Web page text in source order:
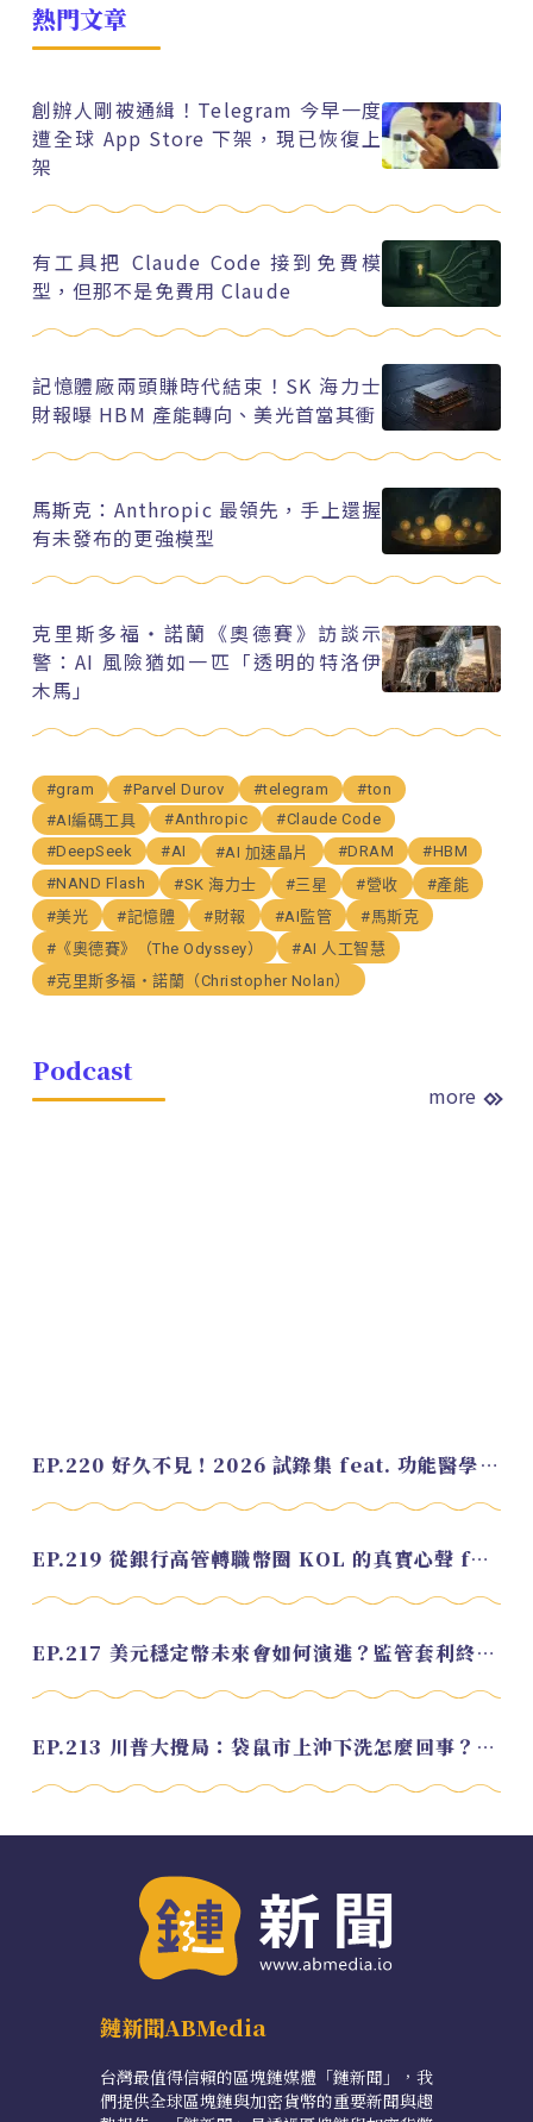
熱門文章
創辦人剛被通緝！Telegram 今早一度
遭全球 App Store 下架，現已恢復上
架
有工具把 Claude Code 接到免費模
型，但那不是免費用 Claude
記憶體廠兩頭賺時代結束！SK 海力士
財報曝 HBM 產能轉向、美光首當其衝
馬斯克：Anthropic 最領先，手上還握
有未發布的更強模型
克里斯多福・諾蘭《奧德賽》訪談示
警：AI 風險猶如一匹「透明的特洛伊
木馬」
#gram #Parvel Durov #telegram
#ton
#AI編碼工具
#Anthropic
#Claude Code
#DeepSeek
#AI #AI 加速晶片 #DRAM
#HBM
#NAND Flash
#SK 海力士 #三星 #營收
#產能
#美光
#記憶體 #財報 #AI監管
#馬斯克
#《奧德賽》（The Odyssey）
#AI 人工智慧
#克里斯多福・諾蘭（Christopher Nolan）
Podcast
more
EP.220 好久不見！2026 試錄集 feat. 功能醫學營養師 美寶
EP.219 從銀行高管轉職幣圈 KOL 的真實心聲 feat.龜大
EP.217 美元穩定幣未來會如何演進？監管套利終將收斂？feat. 研究員 余哲安
EP.213 川普大攪局：袋鼠市上沖下洗怎麼回事？feat. Alvin
鏈新聞ABMedia
台灣最值得信賴的區塊鏈媒體「鏈新聞」，我
們提供全球區塊鏈與加密貨幣的重要新聞與趨